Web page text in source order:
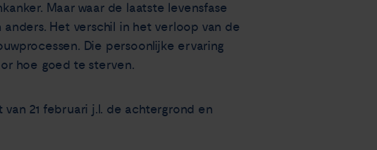
Maar waar de laatste levensfase
Het verschil in het verloop van de
Die persoonlijke ervaring
hoe goed te sterven.
21 februari j.l. de achtergrond en